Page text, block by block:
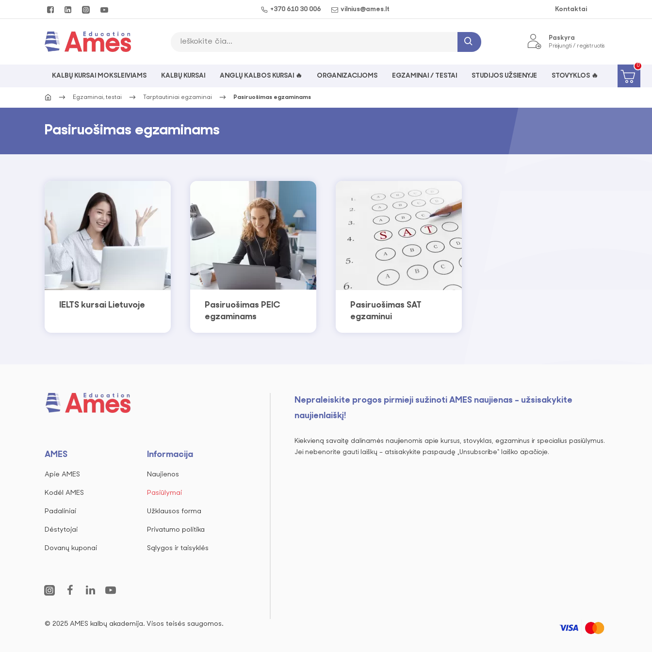
+370 610 30 006 vilnius@ames.lt Kontaktai
Paskyra
Prisijungti / registruotis
KALBŲ KURSAI MOKSLEIVIAMS KALBŲ KURSAI ANGLŲ KALBOS KURSAI 🔥 ORGANIZACIJOMS EGZAMINAI / TESTAI STUDIJOS UŽSIENYJE STOVYKLOS 🔥
0
Egzaminai, testai Tarptautiniai egzaminai Pasiruošimas egzaminams
Pasiruošimas egzaminams
IELTS kursai Lietuvoje
Pasiruošimas PEIC
egzaminams
Pasiruošimas SAT
egzaminui
AMES
Apie AMES
Kodėl AMES
Padaliniai
Dėstytojai
Dovanų kuponai
Informacija
Naujienos
Pasiūlymai
Užklausos forma
Privatumo politika
Sąlygos ir taisyklės
Nepraleiskite progos pirmieji sužinoti AMES naujienas - užsisakykite
naujienlaiškį!
Kiekvieną savaitę dalinamės naujienomis apie kursus, stovyklas, egzaminus ir specialius pasiūlymus.
Jei nebenorite gauti laiškų – atsisakykite paspaudę „Unsubscribe“ laiško apačioje.
© 2025 AMES kalbų akademija. Visos teisės saugomos.